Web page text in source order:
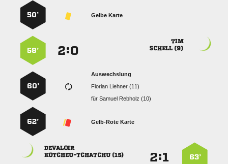
Gelbe Karte
50’

 
:
58’
Auswechslung
  
für  
60’
Gelb-Rote Karte
62’
63’
:

 